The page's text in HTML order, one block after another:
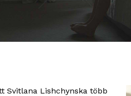
Svitlana Lishchynska több